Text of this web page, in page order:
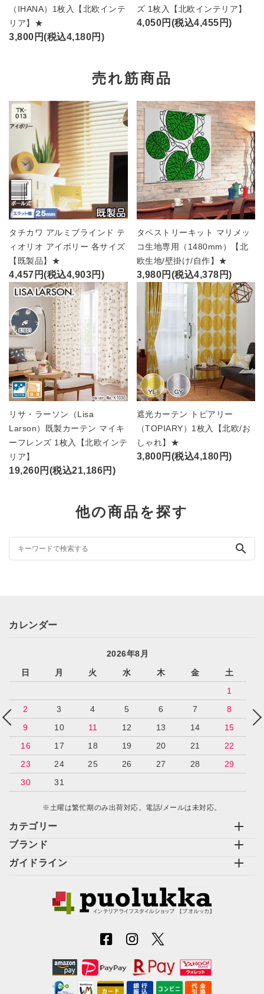
（IHANA）1枚入【北欧インテ
リア】★
3,800円(税込4,180円)
ズ 1枚入【北欧インテリア】
4,050円(税込4,455円)
売れ筋商品
タチカワ アルミブラインド テ
ィオリオ アイボリー 各サイズ
【既製品】★
4,457円(税込4,903円)
タペストリーキット マリメッ
コ生地専用（1480mm）【北
欧生地/壁掛け/自作】★
3,980円(税込4,378円)
リサ・ラーソン（Lisa
Larson）既製カーテン マイキ
ーフレンズ 1枚入【北欧インテ
リア】
19,260円(税込21,186円)
遮光カーテン トピアリー
（TOPIARY）1枚入【北欧/お
しゃれ】★
3,800円(税込4,180円)
他の商品を探す
search
カテゴリー
ブランド
ガイドライン
カレンダー
2026年8月
日
月 火 水 木 金
土
1
2
3 4 5 6 7
8
9
10 11 12 13 14
15
16
17 18 19 20 21
22
23
24 25 26 27 28
29
30
31
※土曜は繁忙期のみ出荷対応。電話/メールは未対応。